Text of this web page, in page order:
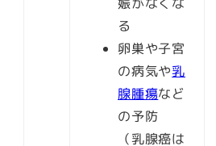
る
卵巣や子宮
の病気や乳
腺腫瘍など
の予防
（乳腺癌は